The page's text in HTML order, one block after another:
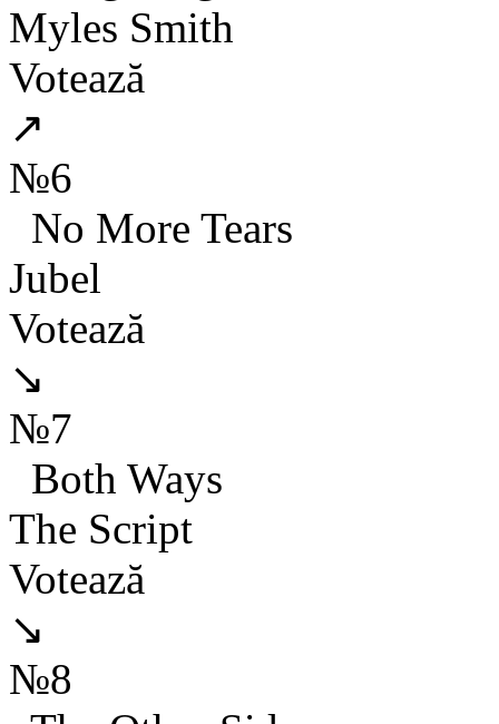
Myles Smith
Votează
↗
№6
No More Tears
Jubel
Votează
↘
№7
Both Ways
The Script
Votează
↘
№8